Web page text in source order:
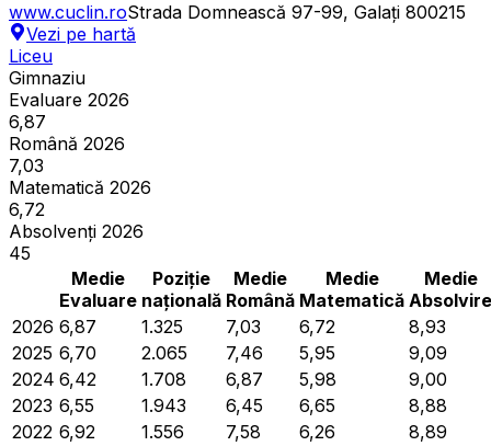
www.cuclin.roStrada Domnească 97-99, Galați 800215
Vezi pe hartă
Liceu
Gimnaziu
Evaluare 2026
6,87
Română 2026
7,03
Matematică 2026
6,72
Absolvenți 2026
45
Medie
Evaluare
Poziție
națională
Medie
Română
Medie
Matematică
Medie
Absolvire
2026 6,87 1.325 7,03 6,72
8,93
2025 6,70 2.065 7,46 5,95
9,09
2024 6,42 1.708 6,87 5,98
9,00
2023 6,55 1.943 6,45 6,65
8,88
2022 6,92 1.556 7,58 6,26
8,89